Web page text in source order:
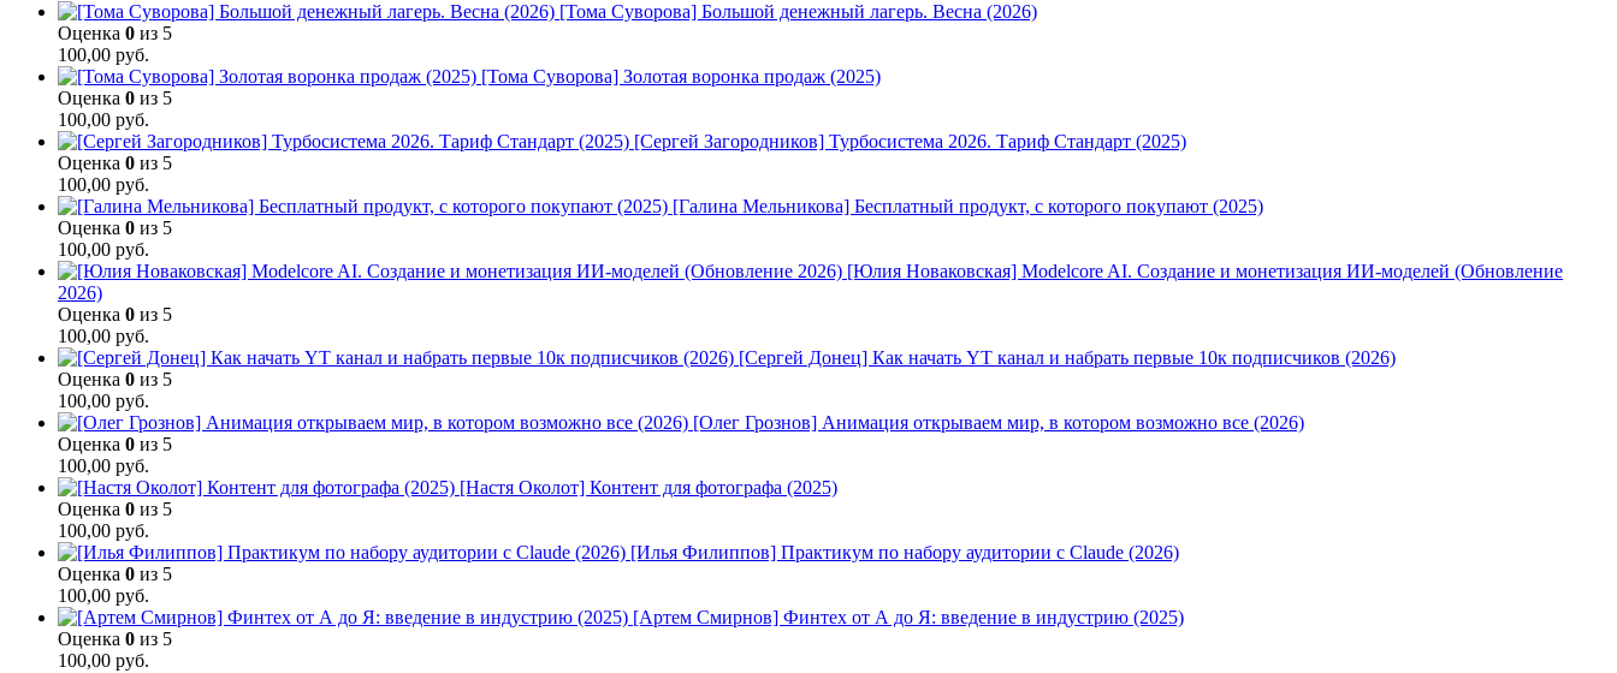
[Тома Суворова] Большой денежный лагерь. Весна (2026)
Оценка 0 из 5
100,00 руб.
[Тома Суворова] Золотая воронка продаж (2025)
Оценка 0 из 5
100,00 руб.
[Сергей Загородников] Турбосистема 2026. Тариф Стандарт (2025)
Оценка 0 из 5
100,00 руб.
[Галина Мельникова] Бесплатный продукт, с которого покупают (2025)
Оценка 0 из 5
100,00 руб.
[Юлия Новаковская] Modelcore AI. Создание и монетизация ИИ-моделей (Обновление
2026)
Оценка 0 из 5
100,00 руб.
[Сергей Донец] Как начать YT канал и набрать первые 10к подписчиков (2026)
Оценка 0 из 5
100,00 руб.
[Олег Грознов] Анимация открываем мир, в котором возможно все (2026)
Оценка 0 из 5
100,00 руб.
[Настя Околот] Контент для фотографа (2025)
Оценка 0 из 5
100,00 руб.
[Илья Филиппов] Практикум по набору аудитории с Claude (2026)
Оценка 0 из 5
100,00 руб.
[Артем Смирнов] Финтех от А до Я: введение в индустрию (2025)
Оценка 0 из 5
100,00 руб.